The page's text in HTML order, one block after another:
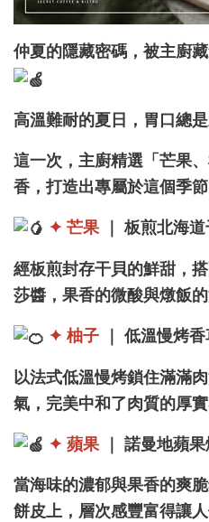
仲夏的隱藏密碼，被主廚藏
高溫難耐的夏日，胃口總
這一次，主廚精選「芒果
香，打造出專屬於這個季節
✦ 芒果 ｜ 板煎北海
經板煎封存干貝的鮮甜，
莎醬，果香的微酸與燉飯的
✦ 柚子 ｜ 低溫慢烤
以法式低溫慢烤鎖住滿滿
氣，完美中和了肉質的厚實
✦ 蘋果 ｜ 諾曼地蘋
當海味的濃郁與果香的爽
餅皮上，層次感豐富得讓人